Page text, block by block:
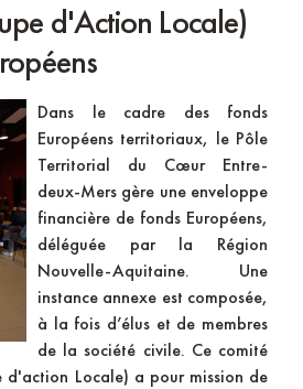
d'Action Locale)
Dans le cadre des fonds
Européens territoriaux, le Pôle
Territorial du Cœur Entre-
deux-Mers gère une enveloppe
financière de fonds Européens,
déléguée par la Région
Nouvelle-Aquitaine. Une
instance annexe est composée,
à la fois d’élus et de membres
de la société civile. Ce comité
d'action Locale) a pour mission de